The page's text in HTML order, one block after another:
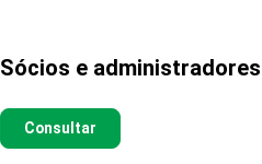
Sócios e
Consultar